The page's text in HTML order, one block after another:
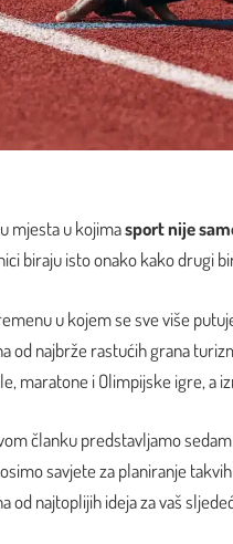
mjesta u kojimasport nije
biraju isto onako kako drugi
u kojem se sve više
od najbrže rastućih grana
maratone i Olimpijske igre, a
članku predstavljamo
savjete za planiranje
od najtoplijih ideja za vaš